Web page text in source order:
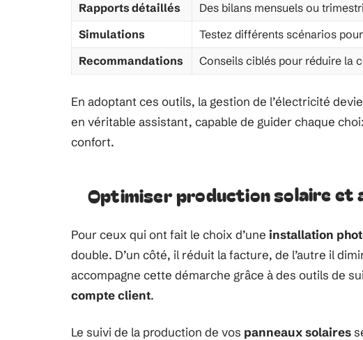
Rapports détaillés
Des bilans mensuels ou
Simulations
Testez différents scénarios
Recommandations
Conseils ciblés pour réduire la
En adoptant ces outils, la gestion de l’électricité
en véritable assistant, capable de guider chaque
confort.
Optimiser production solaire et
Pour ceux qui ont fait le choix d’une installation
double. D’un côté, il réduit la facture, de l’autre il
accompagne cette démarche grâce à des outils de
compte client.
Le suivi de la production de vos panneaux solaires